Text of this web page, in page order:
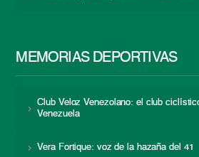
MEMORIAS DEPORTIVAS
Club Veloz Venezolano: el club
Venezuela
Vera Fortique: voz de la hazaña del 41